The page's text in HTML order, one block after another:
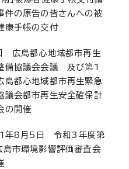
件の原告の皆さんへの被
康手帳の交付
広島都心地域都市再生
備協議会会議 及び第1
都心地域都市再生緊急
議会都市再生安全確保計
の開催
年8月5日 令和3年度第
島市環境影響評価審査会